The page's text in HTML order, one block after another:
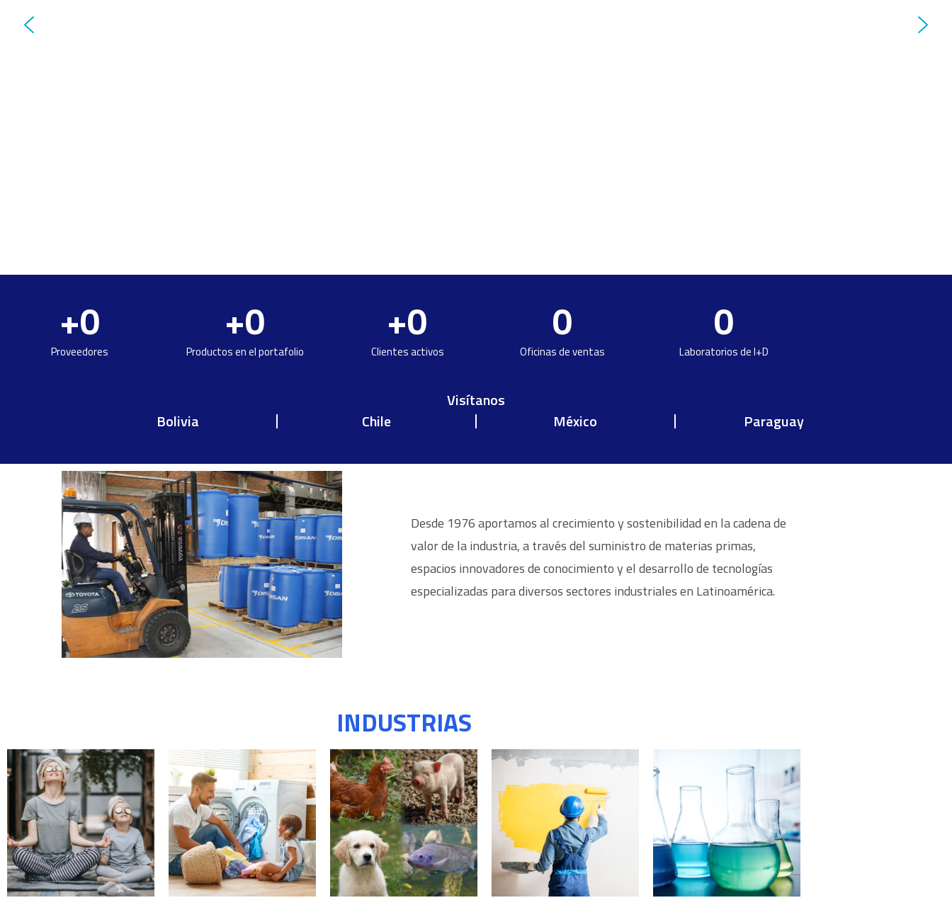
Proveedores
+0
Productos en el portafolio​
+0
Clientes activos
+0
Oficinas de ventas
0
Laboratorios de I+D
0
Visítanos
Bolivia
Chile México Paraguay
Desde 1976 aportamos al crecimiento y sostenibilidad en la cadena de
valor de la industria, a través del suministro de materias primas,
espacios innovadores de conocimiento y el desarrollo de tecnologías
especializadas para diversos sectores industriales en Latinoamérica.
INDUSTRIAS